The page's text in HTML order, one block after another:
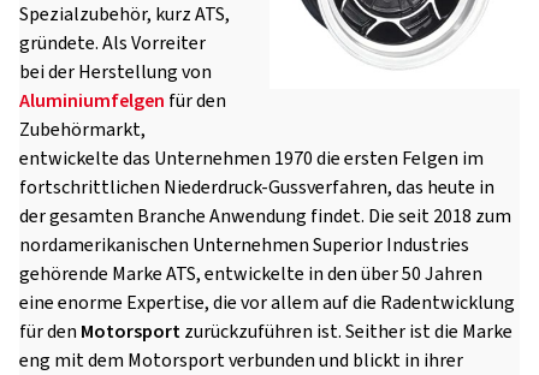
Spezialzubehör, kurz ATS,
gründete. Als Vorreiter
bei der Herstellung von
Aluminiumfelgen für den
Zubehörmarkt,
entwickelte das Unternehmen 1970 die ersten Felgen im
fortschrittlichen Niederdruck-Gussverfahren, das heute in
der gesamten Branche Anwendung findet. Die seit 2018 zum
nordamerikanischen Unternehmen Superior Industries
gehörende Marke ATS, entwickelte in den über 50 Jahren
eine enorme Expertise, die vor allem auf die Radentwicklung
für den Motorsportzurückzuführen ist. Seither ist die Marke
eng mit dem Motorsport verbunden und blickt in ihrer